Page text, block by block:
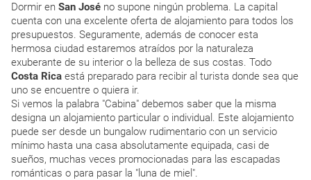
Dormir en San José no supone ningún problema. La capital
cuenta con una excelente oferta de alojamiento para todos los
presupuestos. Seguramente, además de conocer esta
hermosa ciudad estaremos atraídos por la naturaleza
exuberante de su interior o la belleza de sus costas. Todo
Costa Rica está preparado para recibir al turista donde sea que
uno se encuentre o quiera ir.
Si vemos la palabra "Cabina" debemos saber que la misma
designa un alojamiento particular o individual. Este alojamiento
puede ser desde un bungalow rudimentario con un servicio
mínimo hasta una casa absolutamente equipada, casi de
sueños, muchas veces promocionadas para las escapadas
románticas o para pasar la "luna de miel".